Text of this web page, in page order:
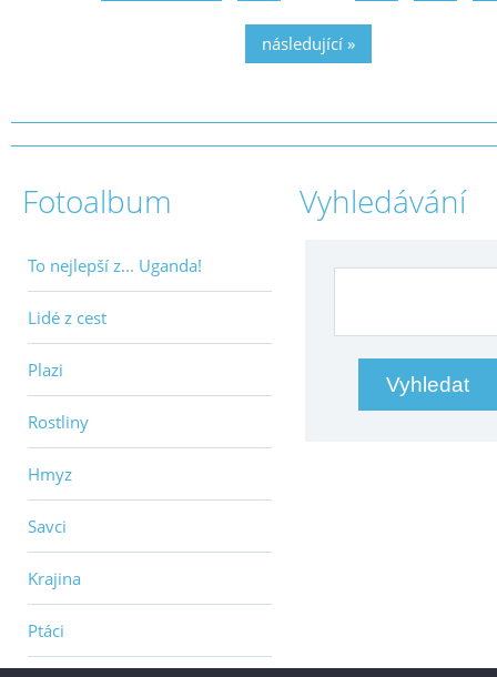
následující »
Fotoalbum
To nejlepší z... Uganda!
Lidé z cest
Plazi
Rostliny
Hmyz
Savci
Krajina
Ptáci
Vyhledávání